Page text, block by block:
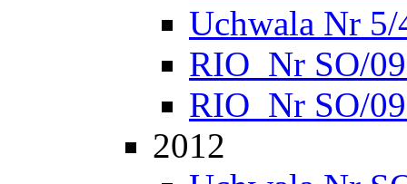
Uchwala Nr 5/
RIO_Nr SO/
RIO_Nr SO/
2012